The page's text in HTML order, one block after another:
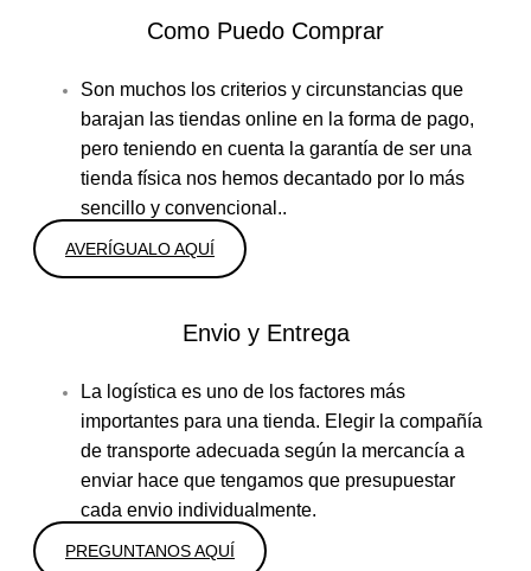
Como Puedo Comprar
Son muchos los criterios y circunstancias que
barajan las tiendas online en la forma de pago,
pero teniendo en cuenta la garantía de ser una
tienda física nos hemos decantado por lo más
sencillo y convencional..
AVERÍGUALO AQUÍ
Envio y Entrega
La logística es uno de los factores más
importantes para una tienda. Elegir la compañía
de transporte adecuada según la mercancía a
enviar hace que tengamos que presupuestar
cada envio individualmente.
PREGUNTANOS AQUÍ